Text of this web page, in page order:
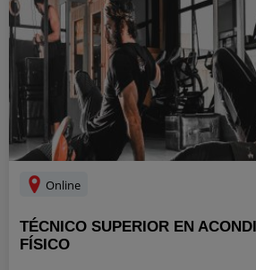
Online
TÉCNICO SUPERIOR EN
FÍSICO